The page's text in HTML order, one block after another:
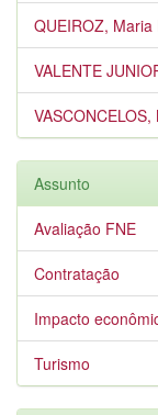
QUEIROZ,
VALENTE
Assunto
Avaliação FNE
Contratação
Impacto
Turismo